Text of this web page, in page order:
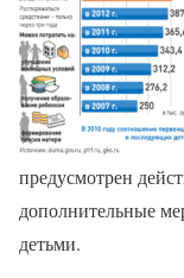
предусмотрен
дополнительные
детьми.